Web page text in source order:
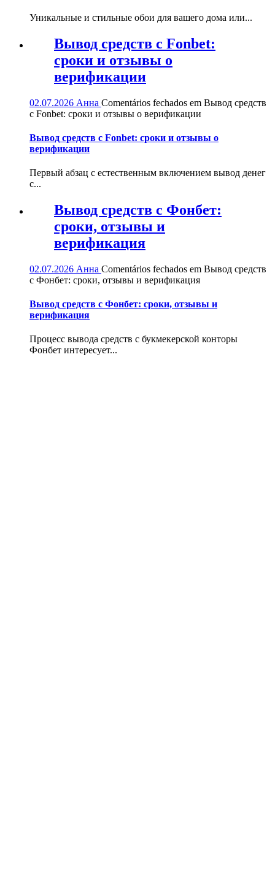
Уникальные и стильные обои для вашего дома или...
Вывод средств с Fonbet:
сроки и отзывы о
верификации
02.07.2026 Анна Comentários fechados em Вывод средств
с Fonbet: сроки и отзывы о верификации
Вывод средств с Fonbet: сроки и отзывы о
верификации
Первый абзац с естественным включением вывод денег
с...
Вывод средств с Фонбет:
сроки, отзывы и
верификация
02.07.2026 Анна Comentários fechados em Вывод средств
с Фонбет: сроки, отзывы и верификация
Вывод средств с Фонбет: сроки, отзывы и
верификация
Процесс вывода средств с букмекерской конторы
Фонбет интересует...